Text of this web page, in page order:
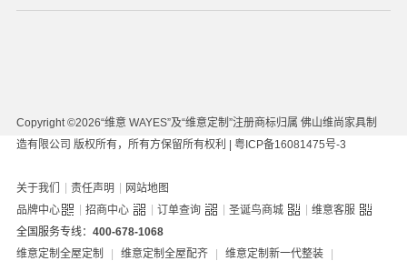
Copyright ©2026“维意 WAYES”及“维意定制”注册商标归属 佛山维尚家具制
造有限公司 版权所有，所有方保留所有权利 | 粤ICP备16081475号-3
关于我们 | 责任声明 | 网站地图
品牌中心
| 招商中心 | 订单查询 | 圣诞鸟商城 | 维意客服
全国服务专线： 400-678-1068
维意定制全屋定制
| 维意定制全屋配齐 | 维意定制新一代整装
|